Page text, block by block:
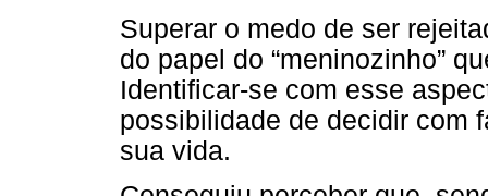
Superar o medo de ser
do papel do “meninozinho”
Identificar-se com esse
possibilidade de decidir com
sua vida.